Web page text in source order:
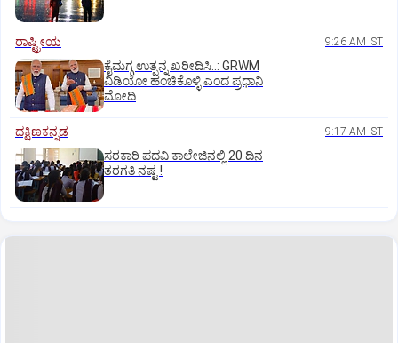
ರಾಷ್ಟ್ರೀಯ 9:26 AM IST
ಕೈಮಗ್ಗ ಉತ್ಪನ್ನ ಖರೀದಿಸಿ..: GRWM
ವಿಡಿಯೋ ಹಂಚಿಕೊಳ್ಳಿ ಎಂದ ಪ್ರಧಾನಿ
ಮೋದಿ
ದಕ್ಷಿಣಕನ್ನಡ 9:17 AM IST
ಸರಕಾರಿ ಪದವಿ ಕಾಲೇಜಿನಲ್ಲಿ 20 ದಿನ
ತರಗತಿ ನಷ್ಟ !